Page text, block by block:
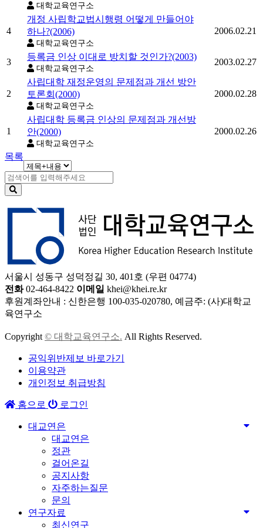
대학교육연구소
4
개정 사립학교법시행령 어떻게 만들어야
하나?(2006)
대학교육연구소
2006.02.21
3
등록금 인상 이대로 방치할 것인가?(2003)
대학교육연구소
2003.02.27
2
사립대학 재정운영의 문제점과 개선 방안
토론회(2000)
대학교육연구소
2000.02.28
1
사립대학 등록금 인상의 문제점과 개선방
안(2000)
대학교육연구소
2000.02.26
목록
서울시 성동구 성덕정길 30, 401호 (우편 04774)
전화02-464-8422 이메일 khei@khei.re.kr
후원계좌안내 : 신한은행 100-035-020780, 예금주: (사)대학교
육연구소
Copyright © 대학교육연구소. All Rights Reserved.
공익위반제보 바로가기
이용약관
개인정보 취급방침
홈으로 로그인
대교연은
대교연은
정관
걸어온길
공지사항
자주하는질문
문의
연구자료
최신연구